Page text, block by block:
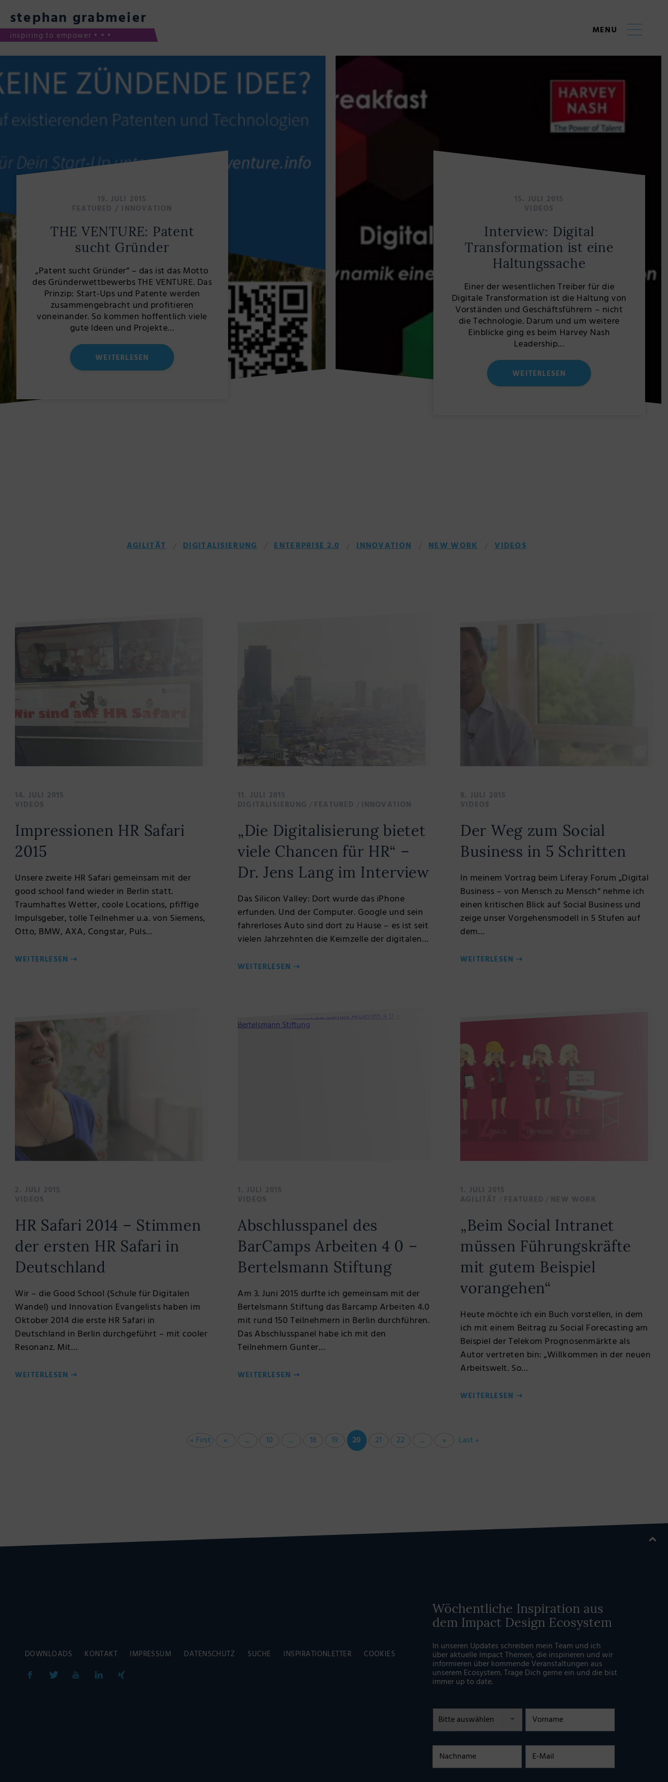
content
stephan grabmeier
inspiring to empower • • • MENU
19. JULI 2015
FEATURED / INNOVATION
THE VENTURE: Patent
sucht Gründer
„Patent sucht Gründer“ – das ist das Motto
des Gründerwettbewerbs THE VENTURE. Das
Prinzip: Start-Ups und Patente werden
zusammengebracht und profitieren
voneinander. So kommen hoffentlich viele
gute Ideen und Projekte…
WEITERLESEN
15. JULI 2015
VIDEOS
Interview: Digital
Transformation ist eine
Haltungssache
Einer der wesentlichen Treiber für die
Digitale Transformation ist die Haltung von
Vorständen und Geschäftsführern – nicht
die Technologie. Darum und um weitere
Einblicke ging es beim Harvey Nash
Leadership…
WEITERLESEN
AGILITÄT DIGITALISIERUNG ENTERPRISE 2.0 INNOVATION NEW WORK VIDEOS
14. JULI 2015
VIDEOS
Impressionen HR Safari
2015
Unsere zweite HR Safari gemeinsam mit der
good school fand wieder in Berlin statt.
Traumhaftes Wetter, coole Locations, pfiffige
Impulsgeber, tolle Teilnehmer u.a. von Siemens,
Otto, BMW, AXA, Congstar, Puls…
WEITERLESEN ⇢
11. JULI 2015
DIGITALISIERUNG / FEATURED / INNOVATION
„Die Digitalisierung bietet
viele Chancen für HR“ –
Dr. Jens Lang im Interview
Das Silicon Valley: Dort wurde das iPhone
erfunden. Und der Computer. Google und sein
fahrerloses Auto sind dort zu Hause – es ist seit
vielen Jahrzehnten die Keimzelle der digitalen…
WEITERLESEN ⇢
8. JULI 2015
VIDEOS
Der Weg zum Social
Business in 5 Schritten
In meinem Vortrag beim Liferay Forum „Digital
Business – von Mensch zu Mensch“ nehme ich
einen kritischen Blick auf Social Business und
zeige unser Vorgehensmodell in 5 Stufen auf
dem…
WEITERLESEN ⇢
2. JULI 2015
VIDEOS
HR Safari 2014 – Stimmen
der ersten HR Safari in
Deutschland
Wir – die Good School (Schule für Digitalen
Wandel) und Innovation Evangelists haben im
Oktober 2014 die erste HR Safari in
Deutschland in Berlin durchgeführt – mit cooler
Resonanz. Mit…
WEITERLESEN ⇢
1. JULI 2015
VIDEOS
Abschlusspanel des
BarCamps Arbeiten 4 0 –
Bertelsmann Stiftung
Am 3. Juni 2015 durfte ich gemeinsam mit der
Bertelsmann Stiftung das Barcamp Arbeiten 4.0
mit rund 150 Teilnehmern in Berlin durchführen.
Das Abschlusspanel habe ich mit den
Teilnehmern Gunter…
WEITERLESEN ⇢
1. JULI 2015
AGILITÄT / FEATURED / NEW WORK
„Beim Social Intranet
müssen Führungskräfte
mit gutem Beispiel
vorangehen“
Heute möchte ich ein Buch vorstellen, in dem
ich mit einem Beitrag zu Social Forecasting am
Beispiel der Telekom Prognosenmärkte als
Autor vertreten bin: „Willkommen in der neuen
Arbeitswelt. So…
WEITERLESEN ⇢
« First « ... 10 ... 18 19 20 21 22 ... » Last »
DOWNLOADS KONTAKT IMPRESSUM DATENSCHUTZ SUCHE INSPIRATIONLETTER COOKIES
Wöchentliche Inspiration aus
dem Impact Design Ecosystem
In unseren Updates schreiben mein Team und ich
über aktuelle Impact Themen, die inspirieren und wir
informieren über kommende Veranstaltungen aus
unserem Ecosystem. Trage Dich gerne ein und die bist
immer up to date.